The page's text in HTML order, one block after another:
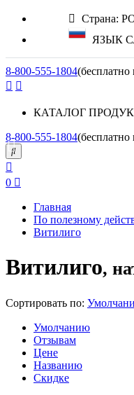
Страна:
ЯЗЫК
8-800-555-1804
КАТАЛОГ
8-800-555-1804
0
Главная
По полезному
Витилиго
Витилиго,
Сортировать по:
Умолчанию
Отзывам
Цене
Названию
Скидке